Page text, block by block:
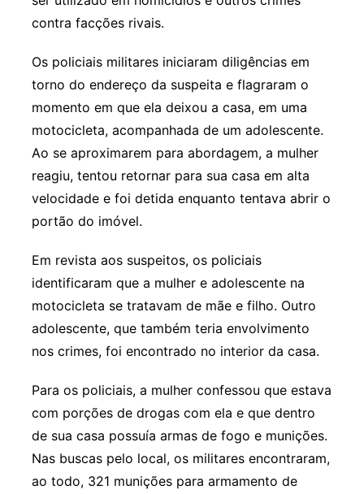
contra facções rivais.
Os policiais militares iniciaram diligências em
torno do endereço da suspeita e flagraram o
momento em que ela deixou a casa, em uma
motocicleta, acompanhada de um adolescente.
Ao se aproximarem para abordagem, a mulher
reagiu, tentou retornar para sua casa em alta
velocidade e foi detida enquanto tentava abrir o
portão do imóvel.
Em revista aos suspeitos, os policiais
identificaram que a mulher e adolescente na
motocicleta se tratavam de mãe e filho. Outro
adolescente, que também teria envolvimento
nos crimes, foi encontrado no interior da casa.
Para os policiais, a mulher confessou que estava
com porções de drogas com ela e que dentro
de sua casa possuía armas de fogo e munições.
Nas buscas pelo local, os militares encontraram,
ao todo, 321 munições para armamento de